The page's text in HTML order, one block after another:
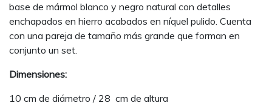
base de mármol blanco y negro natural con detalles
enchapados en hierro acabados en níquel pulido. Cuenta
con una pareja de tamaño más grande que forman en
conjunto un set.
Dimensiones:
10 cm de diámetro / 28 cm de altura